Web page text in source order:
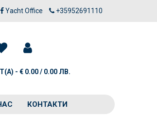
Yacht Office +35952691110
- € 0.00 / 0.00 ЛВ.
КОНТАКТИ